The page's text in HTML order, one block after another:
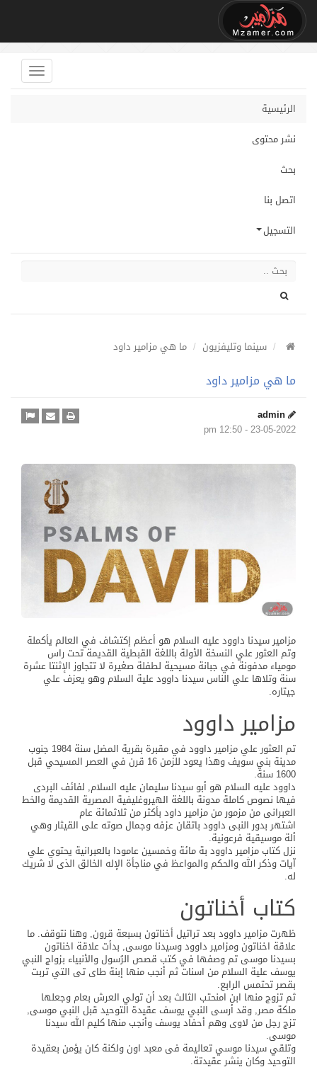
الرئيسية
نشر محتوى
بحث
اتصل بنا
التسجيل
سينما وتليفزيون ما هي مزامير داود
ما هي مزامير داود
admin
23-05-2022 - 12:50 pm
مزامير سيدنا داوود عليه السلام هو أعظم إكتشاف في العالم يأكملة
وتم العثور علي النسخة الأولة باللغة القبطية القديمة تحت راس
مومياء مدفونة في جبانة مسيحية لطفلة صغيرة لا تتجاوز الإثنتا عشرة
سنة وتلاها علي الناس سيدنا داوود علية السلام وهو يعزف علي
جيتاره.
مزامير داوود
تم العثور علي مزامير داوود في مقبرة بقرية المضل سنة 1984 جنوب
مدينة بني سويف وهذا يعود للزمن 16 قرن في العصر المسيحي قبل
1600 سنة.
داوود عليه السلام هو أبو سيدنا سليمان عليه السلام, لفائف البردى
فيها نصوص كاملة مدونة باللغة الهيروغليفية المصرية القديمة والخط
العبرانى من مزمور من مزامير داود بأكثر من ثلاثمائة عام
اشتهر بدور النبى داوود باتقان عزفه وجمال صوته على القيثار وهي
ألة موسيقية فرعونية.
نزل كتاب مزامير داوود بة مائة وخمسين عامودا بالعبرانية يحتوي علي
آيات وذكر الله والحكم والمواعظ في مناجأة الإله الخالق الذى لا شريك
له.
كتاب أخناتون
ظهرت مزامير داوود بعد تراتيل أخناتون بسبعة قرون, وهنا نتوقف. ما
علاقة اخناتون ومزامير داوود وسيدنا موسى, بدأت علاقة اخناتون
بسيدنا موسى تم وصفها في كتب قصص الرُسول والأنبياء بزواج النبي
يوسف علية السلام من اسنات ثم أنجب منها إبنة طاى تى التي تربت
بقصر تحتمس الرابع.
ثم تزوج منها ابن امنحتب الثالث بعد أن تولي العرش بعام وجعلها
ملكة مصر, وقد أرسى النبي يوسف عقيدة التوحيد قبل النبي موسى,
تزج رجل من لاوى وهم أحفاد يوسف وأنجب منها كليم الله سيدنا
موسى.
وتلقي سيدنا موسي تعاليمة فى معبد اون ولكنة كان يؤمن بعقيدة
التوحيد وكان ينشر عقيدتة.